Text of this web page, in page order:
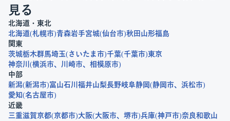
見る
北海道・東北
北海道 札幌市 青森岩手宮城 仙台市 秋田 山形福島
関東
茨城栃木群馬埼玉 さいたま市 千葉 千葉市 東京
神奈川
横浜市 川崎市
相模原市
中部
新潟 新潟市 富山石川 福井山梨長野岐阜静岡 静岡市
浜松市
愛知 名古屋市
近畿
三重滋賀京都 京都市 大阪 大阪市 堺市 兵庫 神戸市 奈良和歌山